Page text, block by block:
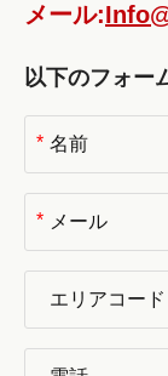
メール:
以下のフォー
*
*